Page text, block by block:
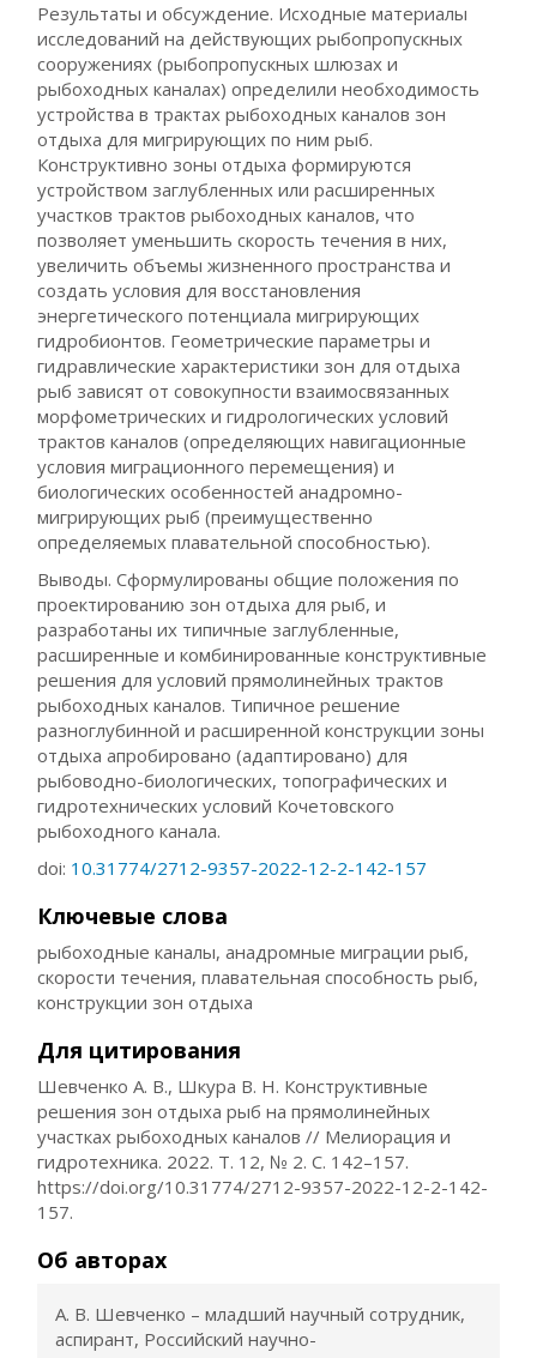
Результаты и обсуждение. Исходные материалы
исследований на действующих рыбопропускных
сооружениях (рыбопропускных шлюзах и
рыбоходных каналах) определили необходимость
устройства в трактах рыбоходных каналов зон
отдыха для мигрирующих по ним рыб.
Конструктивно зоны отдыха формируются
устройством заглубленных или расширенных
участков трактов рыбоходных каналов, что
позволяет уменьшить скорость течения в них,
увеличить объемы жизненного пространства и
создать условия для восстановления
энергетического потенциала мигрирующих
гидробионтов. Геометрические параметры и
гидравлические характеристики зон для отдыха
рыб зависят от совокупности взаимосвязанных
морфометрических и гидрологических условий
трактов каналов (определяющих навигационные
условия миграционного перемещения) и
биологических особенностей анадромно-
мигрирующих рыб (преимущественно
определяемых плавательной способностью).
Выводы. Сформулированы общие положения по
проектированию зон отдыха для рыб, и
разработаны их типичные заглубленные,
расширенные и комбинированные конструктивные
решения для условий прямолинейных трактов
рыбоходных каналов. Типичное решение
разноглубинной и расширенной конструкции зоны
отдыха апробировано (адаптировано) для
рыбоводно-биологических, топографических и
гидротехнических условий Кочетовского
рыбоходного канала.
doi: 10.31774/2712-9357-2022-12-2-142-157
Ключевые слова
рыбоходные каналы, анадромные миграции рыб,
скорости течения, плавательная способность рыб,
конструкции зон отдыха
Для цитирования
Шевченко А. В., Шкура В. Н. Конструктивные
решения зон отдыха рыб на прямолинейных
участках рыбоходных каналов // Мелиорация и
гидротехника. 2022. Т. 12, № 2. С. 142–157.
https://doi.org/10.31774/2712-9357-2022-12-2-142-
157.
Об авторах
А. В. Шевченко – младший научный сотрудник,
аспирант, Российский научно-